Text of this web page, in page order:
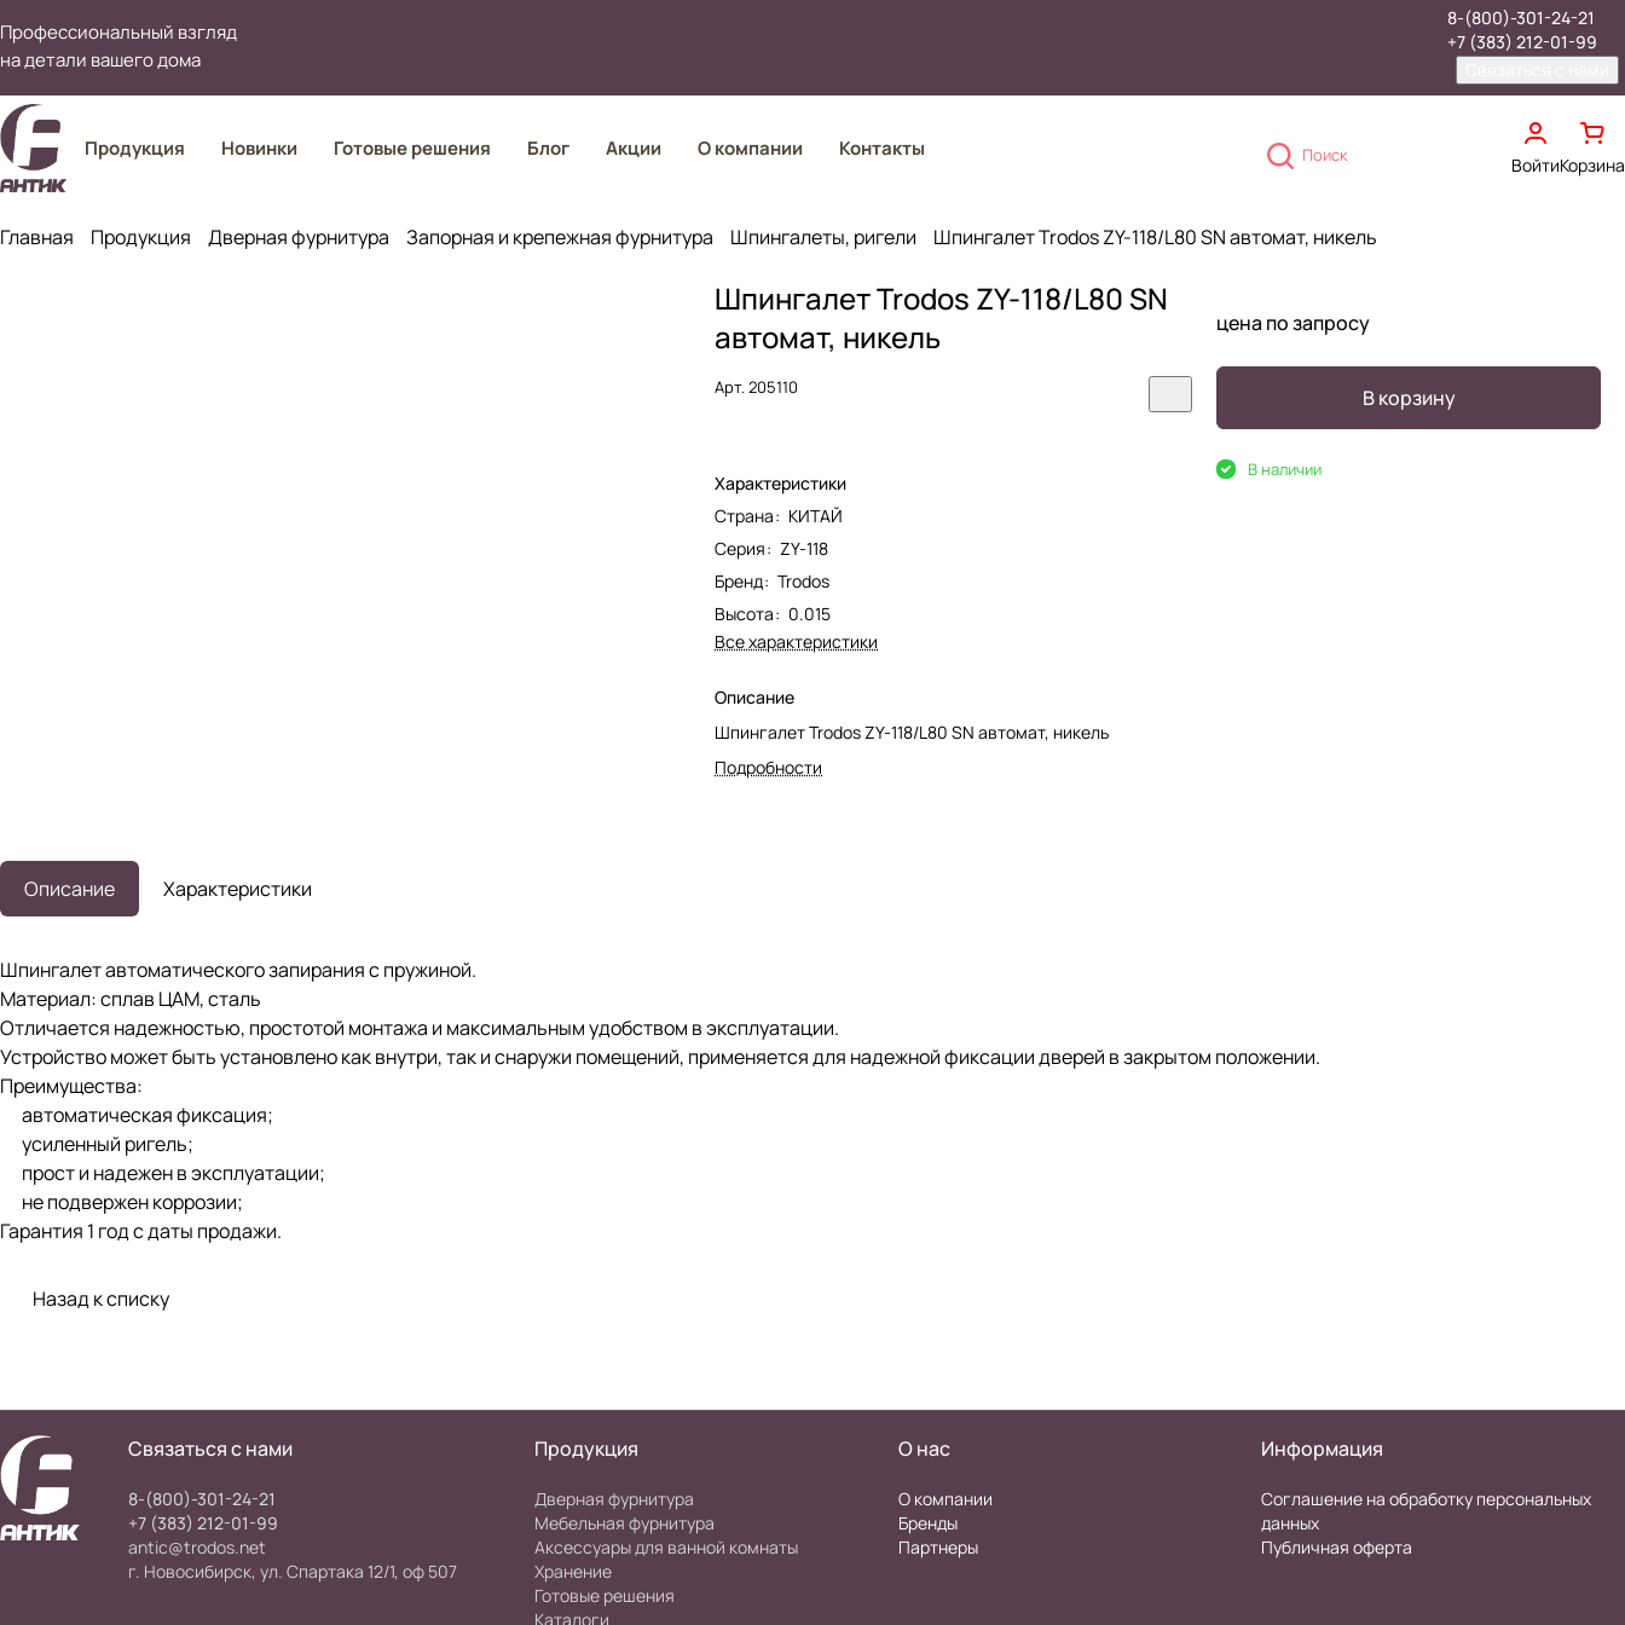
Профессиональный взгляд
на детали вашего дома
8-(800)-301-24-21
+7 (383) 212-01-99
Продукция Новинки Готовые решения Блог Акции О компании Контакты Поиск ВойтиКорзина
Главная Продукция Дверная фурнитура Запорная и крепежная фурнитура Шпингалеты, ригели Шпингалет Trodos ZY-118/L80 SN автомат, никель
Шпингалет Trodos ZY-118/L80 SN
автомат, никель
Арт.205110
Характеристики
Страна: КИТАЙ
Серия: ZY-118
Бренд: Trodos
Высота: 0.015
Все характеристики
Описание
Шпингалет Trodos ZY-118/L80 SN автомат, никель
Подробности
цена по запросу
В корзину
В наличии
Описание Характеристики
Шпингалет автоматического запирания с пружиной.
Материал: сплав ЦАМ, сталь
Отличается надежностью, простотой монтажа и максимальным удобством в эксплуатации.
Устройство может быть установлено как внутри, так и снаружи помещений, применяется для надежной фиксации дверей в закрытом положении.
Преимущества:
автоматическая фиксация;
усиленный ригель;
прост и надежен в эксплуатации;
не подвержен коррозии;
Гарантия 1 год с даты продажи.
Назад к списку
Связаться с нами
8-(800)-301-24-21
+7 (383) 212-01-99
antic@trodos.net
г. Новосибирск, ул. Спартака 12/1, оф 507
Продукция
Дверная фурнитура
Мебельная фурнитура
Аксессуары для ванной комнаты
Хранение
Готовые решения
Каталоги
О нас
О компании
Бренды
Партнеры
Информация
Соглашение на обработку персональных
данных
Публичная оферта